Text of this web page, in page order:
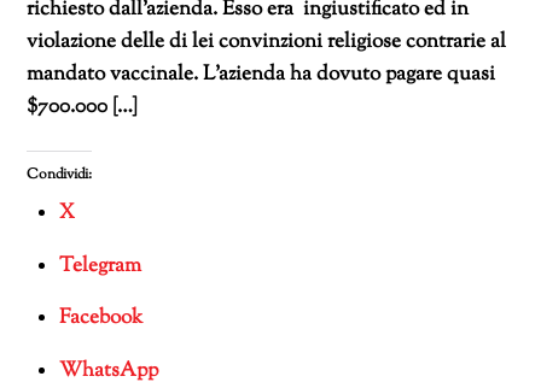
richiesto dall’azienda. Esso era ingiustificato ed in
violazione delle di lei convinzioni religiose contrarie al
mandato vaccinale. L’azienda ha dovuto pagare quasi
$700.000 […]
Condividi:
X
Telegram
Facebook
WhatsApp